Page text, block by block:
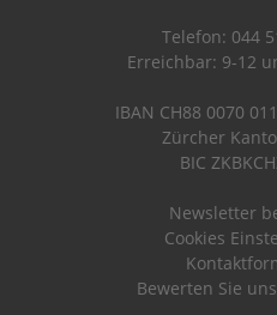
Telefon: 044
Erreichbar: 9-12
IBAN CH88 0070
Zürcher
BIC
Newsletter
Cookies
Bewerten Sie